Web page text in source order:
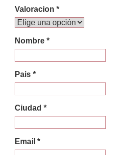
Valoracion *
Nombre *
Pais *
Ciudad *
Email *